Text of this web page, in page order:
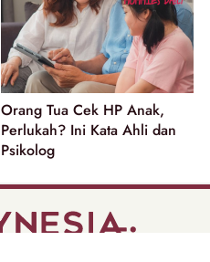
Orang Tua Cek HP Anak,
Perlukah? Ini Kata Ahli dan
Psikolog